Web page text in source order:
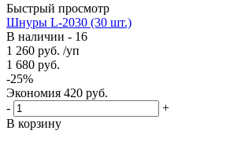
Быстрый просмотр
Шнуры L-2030 (30 шт.)
В наличии - 16
1 260 руб. /уп
1 680 руб.
-25%
Экономия 420 руб.
-
+
В корзину